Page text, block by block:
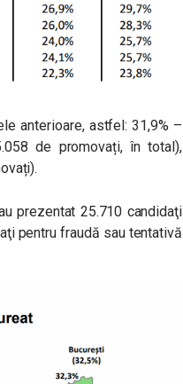
anterioare, astfel: 31,9% –
de promovați, în total),
prezentat 25.710 candidaţi
pentru fraudă sau tentativă